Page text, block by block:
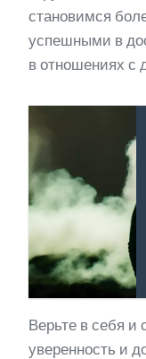
становимся
успешными в
в отношениях с
Верьте в себя и
уверенность и